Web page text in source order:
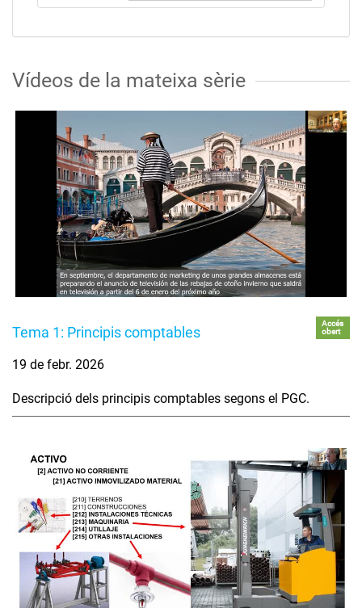
Vídeos de la mateixa sèrie
Tema 1: Principis comptables
Accés
obert
19 de febr. 2026
Descripció dels principis comptables segons el PGC.